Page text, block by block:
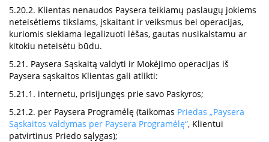
5.20.2. Klientas nenaudos Paysera teikiamų paslaugų jokiems
neteisėtiems tikslams, įskaitant ir veiksmus bei operacijas,
kuriomis siekiama legalizuoti lėšas, gautas nusikalstamu ar
kitokiu neteisėtu būdu.
5.21. Paysera Sąskaitą valdyti ir Mokėjimo operacijas iš
Paysera sąskaitos Klientas gali atlikti:
5.21.1. internetu, prisijungęs prie savo Paskyros;
5.21.2. per Paysera Programėlę (taikomas Priedas „Paysera
Sąskaitos valdymas per Paysera Programėlę“, Klientui
patvirtinus Priedo sąlygas);